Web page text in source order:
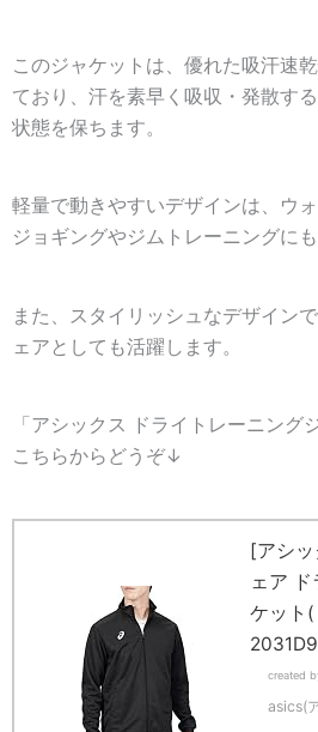
このジャケットは、優れた吸汗速
ており、汗を素早く吸収・発散す
状態を保ちます。
軽量で動きやすいデザインは、ウ
ジョギングやジムトレーニングにも
また、スタイリッシュなデザイン
ェアとしても活躍します。
「アシックス ドライトレーニング
こちらからどうぞ↓
[アシ
ェア
ケット
created
asics(